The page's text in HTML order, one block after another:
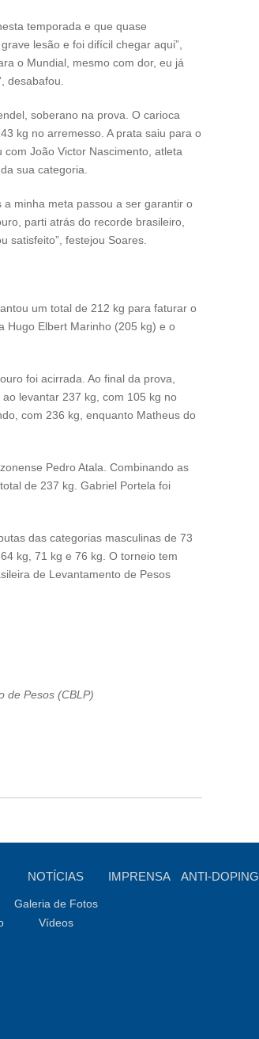
temporada e que quase
lesão e foi difícil chegar aqui”,
o Mundial, mesmo com dor, eu já
desabafou.
soberano na prova. O carioca
kg no arremesso. A prata saiu para o
João Victor Nascimento, atleta
sua categoria.
minha meta passou a ser garantir o
parti atrás do recorde brasileiro,
satisfeito”, festejou Soares.
um total de 212 kg para faturar o
Hugo Elbert Marinho (205 kg) e o
foi acirrada. Ao final da prova,
levantar 237 kg, com 105 kg no
com 236 kg, enquanto Matheus do
Pedro Atala. Combinando as
de 237 kg. Gabriel Portela foi
das categorias masculinas de 73
kg, 71 kg e 76 kg. O torneio tem
de Levantamento de Pesos
de Pesos (CBLP)
NOTÍCIAS
Galeria de Fotos
Vídeos
IMPRENSA ANTI-DOPING